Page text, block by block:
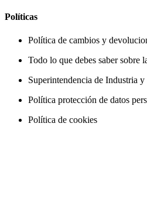
Políticas
Política de cambios y
Todo lo que debes saber sobre
Superintendencia de Industria
Política protección de datos
Política de cookies